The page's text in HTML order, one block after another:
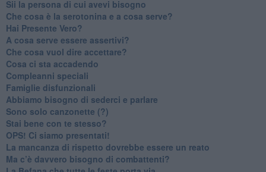
​Sii la persona di cui avevi bisogno
Che cosa è la serotonina e a cosa serve?
​Hai Presente Vero?
A cosa serve essere assertivi?
​Che cosa vuol dire accettare?
​Cosa ci sta accadendo
​Compleanni speciali
​Famiglie disfunzionali
​Abbiamo bisogno di sederci e parlare
Sono solo canzonette (?)
​Stai bene con te stesso?
​OPS! Ci siamo presentati!
​La mancanza di rispetto dovrebbe essere un reato
​Ma c’è davvero bisogno di combattenti?